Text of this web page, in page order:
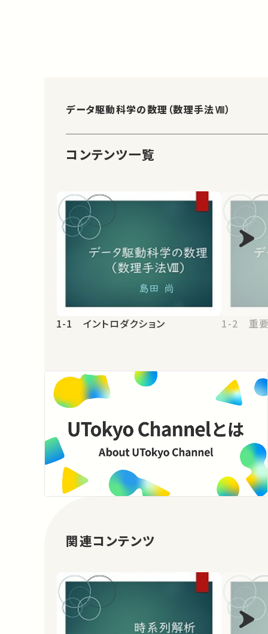
データ駆動科学の数理（数理手法Ⅷ）
コンテンツ一覧
1-1 イントロダクション 1-2 重要
関連コンテンツ